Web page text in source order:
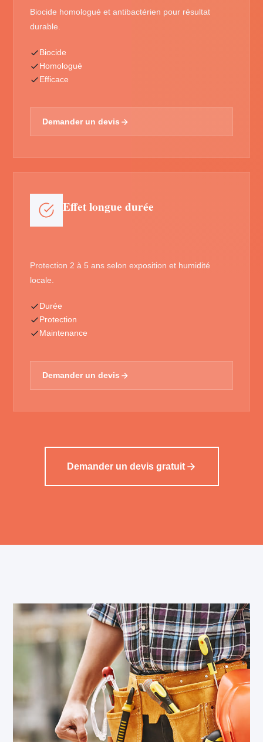
Biocide homologué et antibactérien pour résultat
durable.
Biocide
Homologué
Efficace
Demander un devis
Effet longue durée
Protection 2 à 5 ans selon exposition et humidité
locale.
Durée
Protection
Maintenance
Demander un devis
Demander un devis gratuit